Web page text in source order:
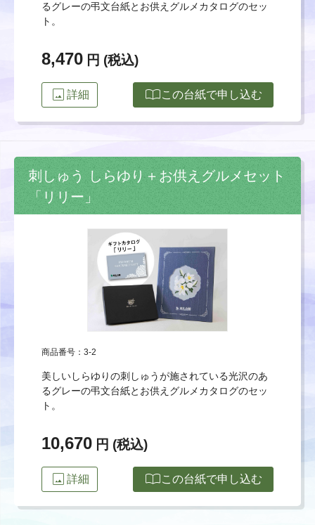
るグレーの弔文台紙とお供えグルメカタログのセッ
ト。
8,470 円 (税込)
image 詳細 import_contactsこの台紙で申し込む
刺しゅう しらゆり＋お供えグルメセット
「リリー」
商品番号：3-2
美しいしらゆりの刺しゅうが施されている光沢のあ
るグレーの弔文台紙とお供えグルメカタログのセッ
ト。
10,670 円 (税込)
image 詳細 import_contactsこの台紙で申し込む